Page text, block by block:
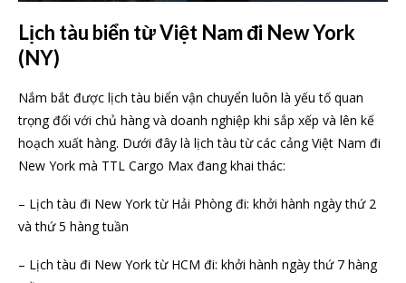
Lịch tàu biển từ Việt Nam đi New York
(NY)
Nắm bắt được lịch tàu biển vận chuyển luôn là yếu tố quan
trọng đối với chủ hàng và doanh nghiệp khi sắp xếp và lên kế
hoạch xuất hàng. Dưới đây là lịch tàu từ các cảng Việt Nam đi
New York mà TTL Cargo Max đang khai thác:
– Lịch tàu đi New York từ Hải Phòng đi: khởi hành ngày thứ 2
và thứ 5 hàng tuần
– Lịch tàu đi New York từ HCM đi: khởi hành ngày thứ 7 hàng